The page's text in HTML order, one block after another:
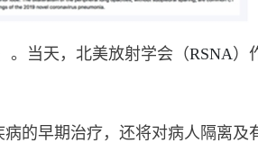
。当天，北美放射学会（RSNA）
的早期治疗，还将对病人隔离及